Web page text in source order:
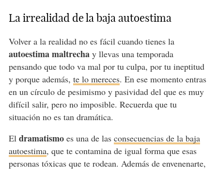
La irrealidad de la baja autoestima
Volver a la realidad no es fácil cuando tienes la
autoestima maltrechay llevas una temporada
pensando que todo va mal por tu culpa, por tu ineptitud
y porque además, te lo mereces. En ese momento entras
en un círculo de pesimismo y pasividad del que es muy
difícil salir, pero no imposible. Recuerda que tu
situación no es tan dramática.
El dramatismoes una de las consecuencias de la baja
autoestima, que te contamina de igual forma que esas
personas tóxicas que te rodean. Además de envenenarte,